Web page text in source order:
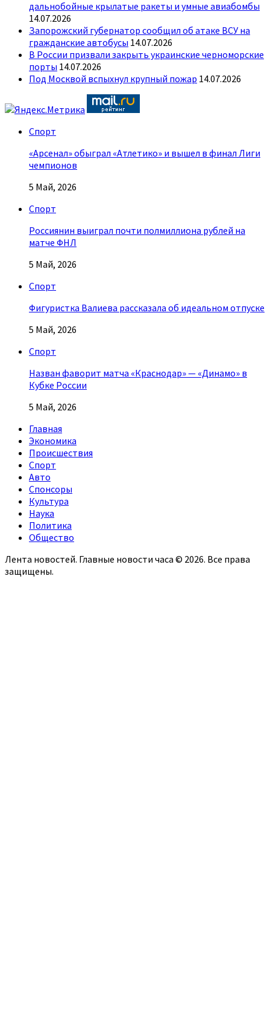
дальнобойные крылатые ракеты и умные авиабомбы
14.07.2026
Запорожский губернатор сообщил об атаке ВСУ на
гражданские автобусы 14.07.2026
В России призвали закрыть украинские черноморские
порты 14.07.2026
Под Москвой вспыхнул крупный пожар 14.07.2026
Спорт
«Арсенал» обыграл «Атлетико» и вышел в финал Лиги
чемпионов
5 Май, 2026
Спорт
Россиянин выиграл почти полмиллиона рублей на
матче ФНЛ
5 Май, 2026
Спорт
Фигуристка Валиева рассказала об идеальном отпуске
5 Май, 2026
Спорт
Назван фаворит матча «Краснодар» — «Динамо» в
Кубке России
5 Май, 2026
Главная
Экономика
Происшествия
Спорт
Авто
Спонсоры
Культура
Наука
Политика
Общество
Лента новостей. Главные новости часа © 2026. Все права
защищены.